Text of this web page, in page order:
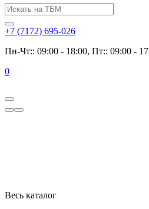
+7 (7172) 695-026
Пн-Чт:: 09:00 - 18:00, Пт:: 09:00 -
0
Весь каталог